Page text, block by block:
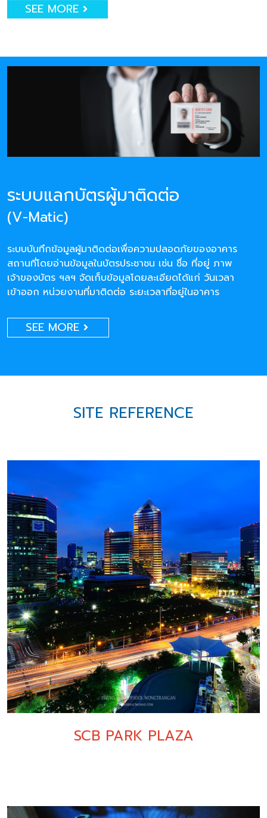
SEE MORE
ระบบแลกบัตรผู้มาติดต่อ
(V-Matic)
ระบบบันทึกข้อมูลผู้มาติดต่อเพื่อความปลอดภัยของอาคาร
สถานที่โดยอ่านข้อมูลในบัตรประชาชน เช่น ชื่อ ที่อยู่ ภาพ
เจ้าของบัตร ฯลฯ จัดเก็บข้อมูลโดยละเอียดได้แก่ วันเวลา
เข้าออก หน่วยงานที่มาติดต่อ ระยะเวลาที่อยู่ในอาคาร
SEE MORE
SITE REFERENCE
SCB PARK PLAZA